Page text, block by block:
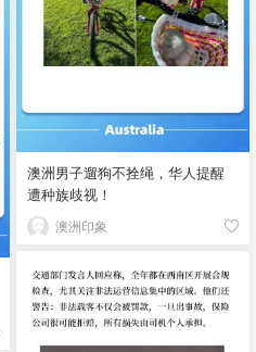
澳洲男子遛狗不拴绳，华人提醒
遭种族歧视！
澳洲印象